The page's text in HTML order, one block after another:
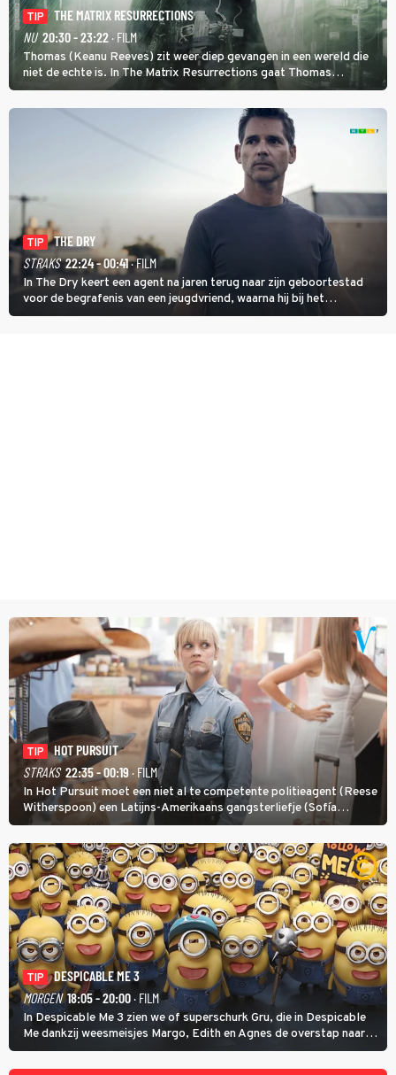
TIP
THE MATRIX RESURRECTIONS
NU 20:30 - 23:22 · FILM
Thomas (Keanu Reeves) zit weer diep gevangen in een wereld die
niet de echte is. In The Matrix Resurrections gaat Thomas
proberen uit deze schijnwereld te ontsnappen.
TIP
THE DRY
STRAKS 22:24 - 00:41· FILM
In The Dry keert een agent na jaren terug naar zijn geboortestad
voor de begrafenis van een jeugdvriend, waarna hij bij het
onderzoeken van diens dood een verband begint te vermoeden
TIP
HOT PURSUIT
STRAKS 22:35 - 00:19 · FILM
In Hot Pursuit moet een niet al te competente politieagent (Reese
Witherspoon) een Latijns-Amerikaans gangsterliefje (Sofía
Vergara) beschermen tegen corrupte agenten en moordlustige
maffiatypes.
TIP
DESPICABLE ME 3
MORGEN 18:05 - 20:00· FILM
In Despicable Me 3 zien we of superschurk Gru, die in Despicable
Me dankzij weesmeisjes Margo, Edith en Agnes de overstap naar
het rechte pad maakte, ook op dat pad weet te blijven.